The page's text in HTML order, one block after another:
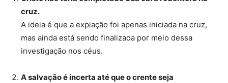
cruz.
A ideia é que a expiação foi apenas iniciada na cruz,
mas ainda está sendo finalizada por meio dessa
investigação nos céus.
A salvação é incerta até que o crente seja